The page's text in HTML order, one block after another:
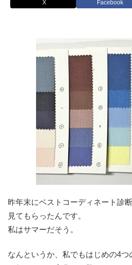
X Facebook
昨年末にベストコーディネート診
見てもらったんです。
私はサマーだそう。
なんというか、私でもはじめの4